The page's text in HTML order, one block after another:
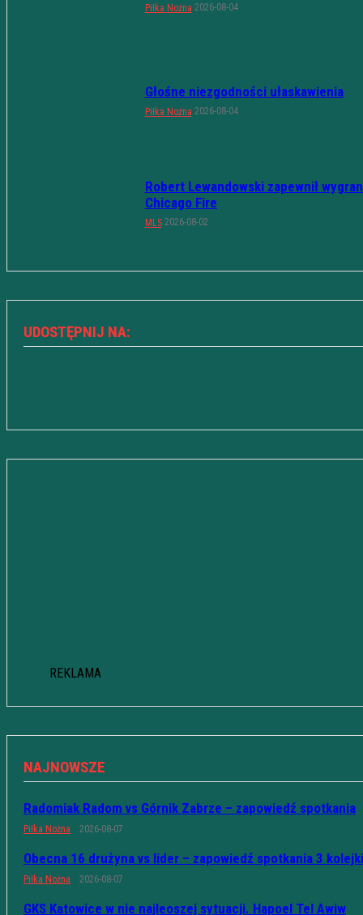
Piłka Nożna 2026-08-04
Głośne niezgodności ułaskawienia
Piłka Nożna 2026-08-04
Robert Lewandowski zapewnił
Chicago Fire
MLS 2026-08-02
UDOSTĘPNIJ NA:
REKLAMA
NAJNOWSZE
Radomiak Radom vs Górnik Zabrze – zapowiedź spotkania
Piłka Nożna 2026-08-07
Obecna 16 drużyna vs lider – zapowiedź spotkania 3 kolejki
Piłka Nożna 2026-08-07
GKS Katowice w nie najleoszej sytuacji. Hapoel Tel Awiw